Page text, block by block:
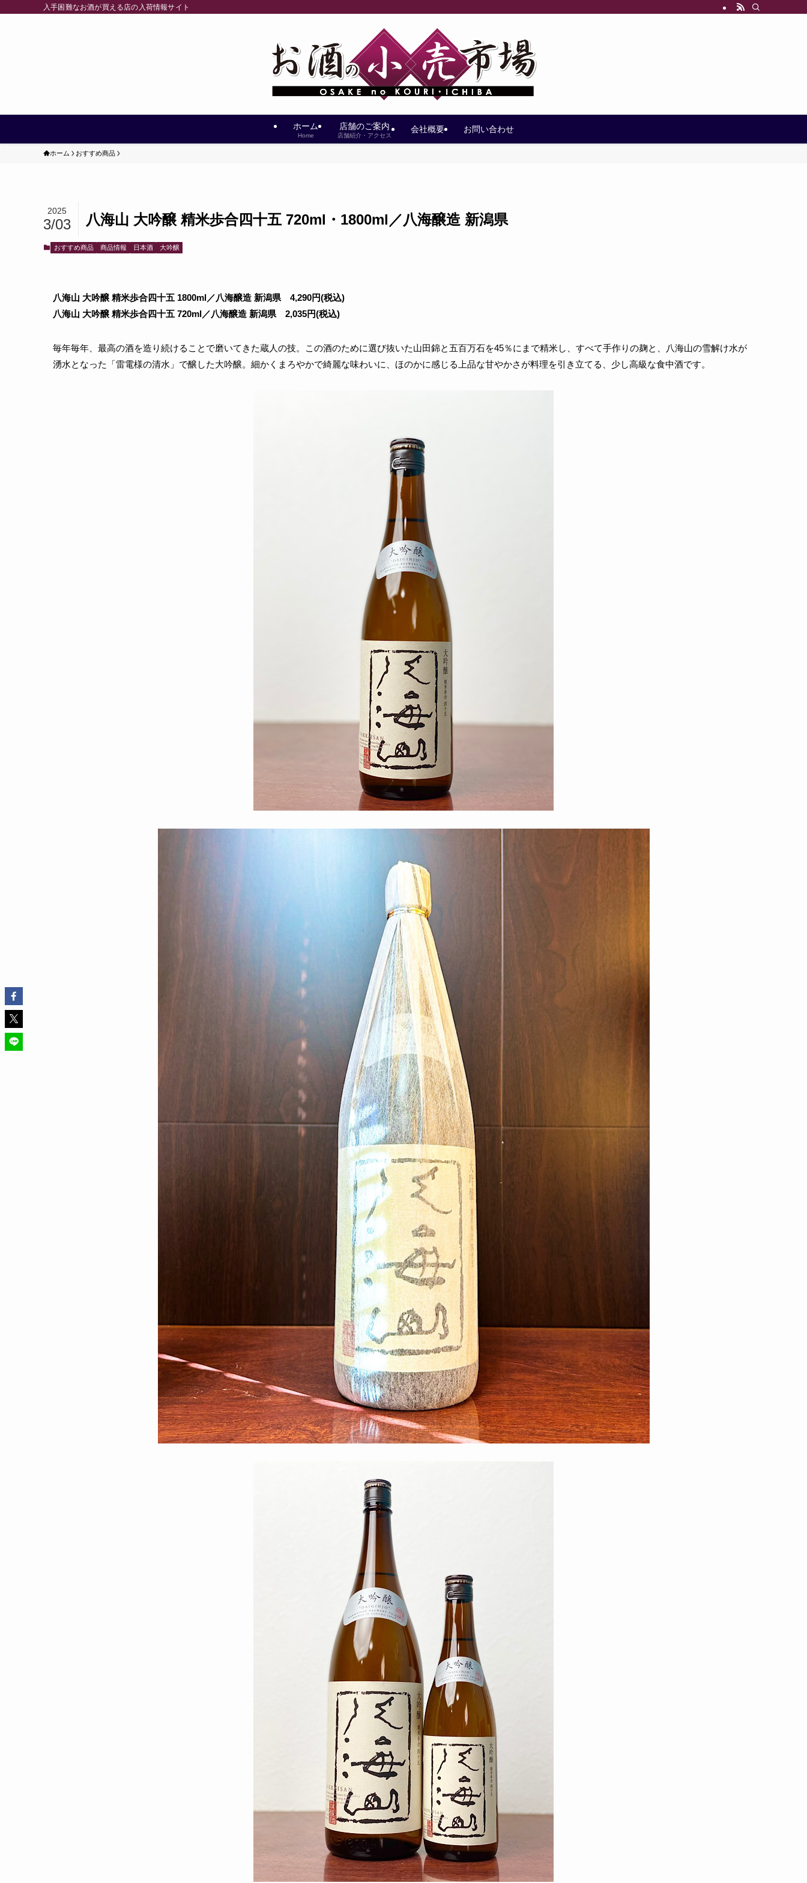
入手困難なお酒が買える店の入荷情報サイト
ホーム
Home
店舗のご案内
店舗紹介・アクセス
会社概要 お問い合わせ
ホーム おすすめ商品
八海山 大吟醸 精米歩合四十五 720ml・1800ml／八海醸造 新潟県
2025
3/03
おすすめ商品 商品情報 日本酒 大吟醸
八海山 大吟醸 精米歩合四十五 1800ml／八海醸造 新潟県 4,290円(税込)
八海山 大吟醸 精米歩合四十五 720ml／八海醸造 新潟県
2,035円(税込)
毎年毎年、最高の酒を造り続けることで磨いてきた蔵人の技。この酒のために選び抜いた山田錦と五百万石を45％にまで精米し、すべて手作りの麹と、八海山の雪解け水が
湧水となった「雷電様の清水」で醸した大吟醸。細かくまろやかで綺麗な味わいに、ほのかに感じる上品な甘やかさが料理を引き立てる、少し高級な食中酒です。